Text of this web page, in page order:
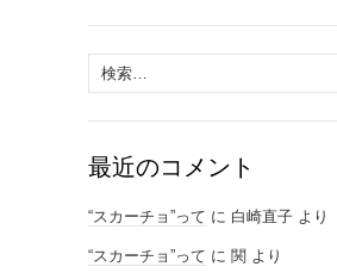
検
索:
最近のコメント
“スカーチョ”って に 白崎直子 より
“スカーチョ”って に 関 より